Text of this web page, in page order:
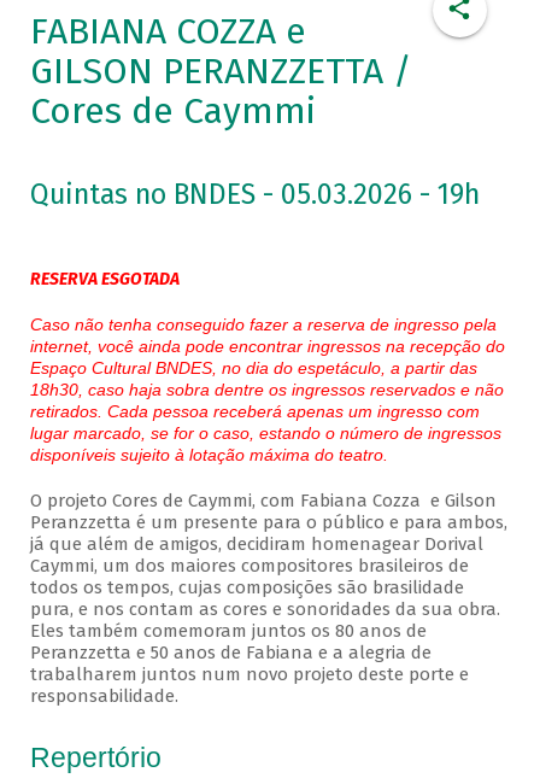
FABIANA COZZA e
GILSON PERANZZETTA /
Cores de Caymmi
Quintas no BNDES - 05.03.2026 - 19h
RESERVA ESGOTADA
Caso não tenha conseguido fazer a reserva de ingresso pela
internet, você ainda pode encontrar ingressos na recepção do
Espaço Cultural BNDES, no dia do espetáculo, a partir das
18h30, caso haja sobra dentre os ingressos reservados e não
retirados. Cada pessoa receberá apenas um ingresso com
lugar marcado, se for o caso, estando o número de ingressos
disponíveis sujeito à lotação máxima do teatro.
O projeto Cores de Caymmi, com Fabiana Cozza e Gilson
Peranzzetta é um presente para o público e para ambos,
já que além de amigos, decidiram homenagear Dorival
Caymmi, um dos maiores compositores brasileiros de
todos os tempos, cujas composições são brasilidade
pura, e nos contam as cores e sonoridades da sua obra.
Eles também comemoram juntos os 80 anos de
Peranzzetta e 50 anos de Fabiana e a alegria de
trabalharem juntos num novo projeto deste porte e
responsabilidade.
Repertório